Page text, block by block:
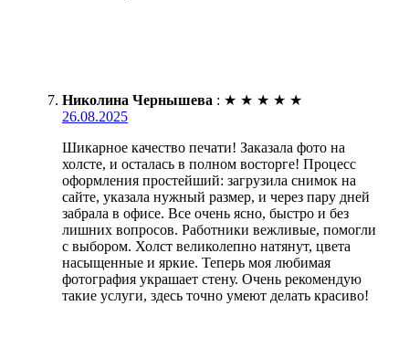
Николина Чернышева : ★ ★ ★ ★ ★
26.08.2025
Шикарное качество печати! Заказала фото на
холсте, и осталась в полном восторге! Процесс
оформления простейший: загрузила снимок на
сайте, указала нужный размер, и через пару дней
забрала в офисе. Все очень ясно, быстро и без
лишних вопросов. Работники вежливые, помогли
с выбором. Холст великолепно натянут, цвета
насыщенные и яркие. Теперь моя любимая
фотография украшает стену. Очень рекомендую
такие услуги, здесь точно умеют делать красиво!